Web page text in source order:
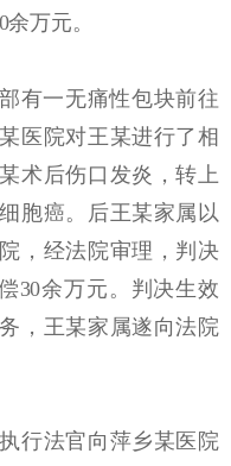
万元。
一无痛性包块前往
医院对王某进行了相
术后伤口发炎，转上
胞癌。后王某家属以
，经法院审理，判决
30余万元。判决生效
，王某家属遂向法院
法官向萍乡某医院